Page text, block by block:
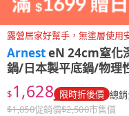
露營居家好幫手，無塗層使用
ArnesteN 24cm窒化
鍋/日本製平底鍋/物理
$1,628 限時折後價 總
$1,850促銷價$2,500市售價